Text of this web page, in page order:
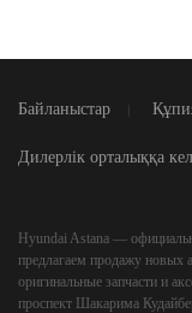
Байланыстар
Дилерлік орталыққа
Hyundai Astana —
предлагаем продажу новых
оригинальные запчасти и
проспект Шакарима